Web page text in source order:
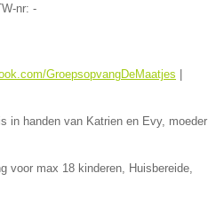
nr: -
GroepsopvangDeMaatjes
in handen van Katrien en Evy, moeder
voor max 18 kinderen, Huisbereide,